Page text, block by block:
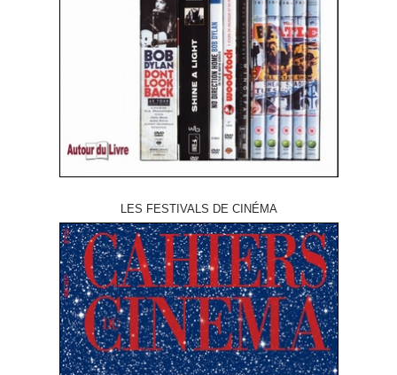
LES FESTIVALS DE CINÉMA